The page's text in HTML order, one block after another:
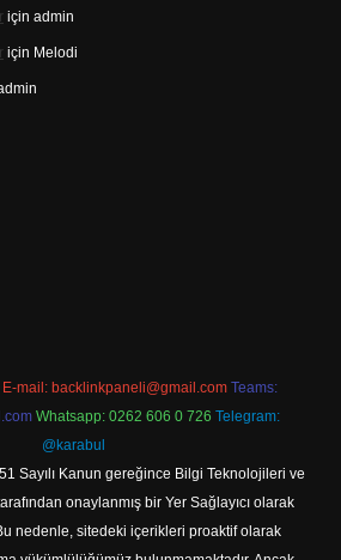
için admin
için Melodi
E-mail: backlinkpaneli@gmail.com Teams:
Whatsapp: 0262 606 0 726 Telegram:
@karabul
Sayılı Kanun gereğince Bilgi Teknolojileri ve
onaylanmış bir Yer Sağlayıcı olarak
nedenle, sitedeki içerikleri proaktif olarak